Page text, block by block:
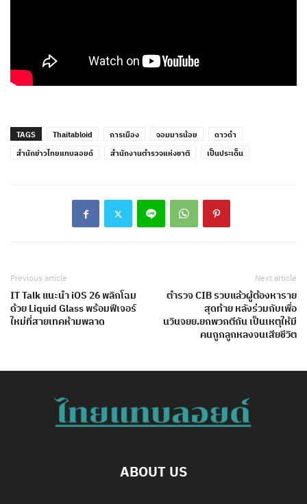
TAGS Thaitabloid การเมือง จอมมารน้อย
ดาวดำ
สำนักข่าวไทยแทบลอยด์
สำนักงานตำรวจแห่งชาติ เป็นประเด็น
Previous article
IT Talk แนะนำ iOS 26 พลิกโฉม
ด้วย Liquid Glass พร้อมฟีเจอร์
ใหม่ที่สายเทคห้ามพลาด
Next article
ตำรวจ CIB รวบแล้วผู้ต้องหาราย
สุดท้าย หลังร่วมกับเพื่อ
นวินจยย.ยกพวกตีกัน เป็นเหตุให้มี
คนถูกลูกหลงจนเสียชีวิต
ABOUT US